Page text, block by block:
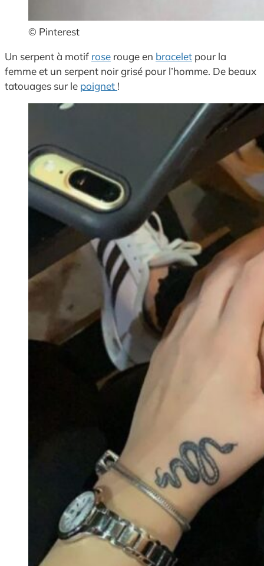
© Pinterest
Un serpent à motif rose rouge en bracelet pour la
femme et un serpent noir grisé pour l’homme. De beaux
tatouages sur le poignet !